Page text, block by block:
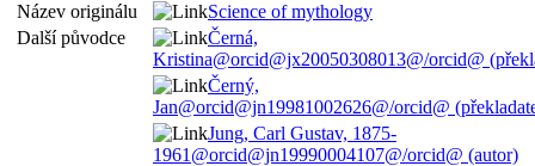
Název originálu
Science of mythology
Další původce
Černá,
Kristina@orcid@jx20050308013@/orcid@
Černý,
Jan@orcid@jn19981002626@/orcid@
Jung, Carl Gustav, 1875-
1961@orcid@jn19990004107@/orcid@ (autor)